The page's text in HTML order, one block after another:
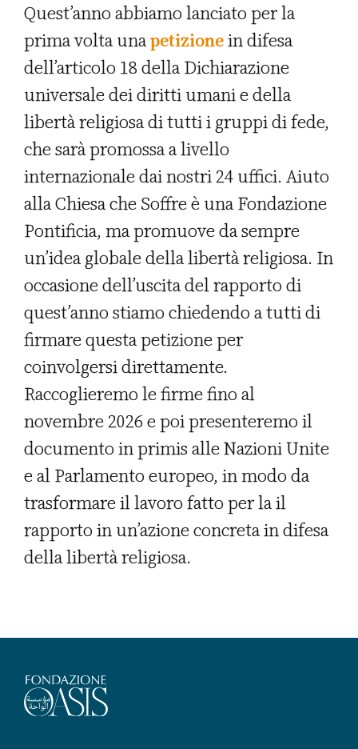
Quest’anno abbiamo lanciato per la
prima volta unapetizionein difesa
dell’articolo 18 della Dichiarazione
universale dei diritti umani e della
libertà religiosa di tutti i gruppi di fede,
che sarà promossa a livello
internazionale dai nostri 24 uffici. Aiuto
alla Chiesa che Soffre è una Fondazione
Pontificia, ma promuove da sempre
un’idea globale della libertà religiosa. In
occasione dell’uscita del rapporto di
quest’anno stiamo chiedendo a tutti di
firmare questa petizione per
coinvolgersi direttamente.
Raccoglieremo le firme fino al
novembre 2026 e poi presenteremo il
documento in primis alle Nazioni Unite
e al Parlamento europeo, in modo da
trasformare il lavoro fatto per la il
rapporto in un’azione concreta in difesa
della libertà religiosa.